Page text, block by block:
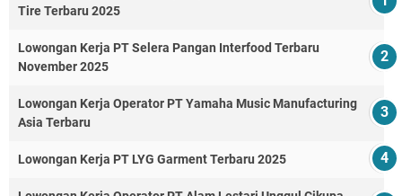
Tire Terbaru 2025
Lowongan Kerja PT Selera Pangan Interfood Terbaru
November 2025
Lowongan Kerja Operator PT Yamaha Music Manufacturing
Asia Terbaru
Lowongan Kerja PT LYG Garment Terbaru 2025